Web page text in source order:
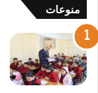
منوعات